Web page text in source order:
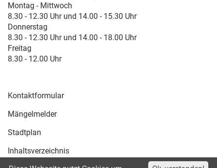
Montag - Mittwoch
8.30 - 12.30 Uhr und 14.00 - 15.30 Uhr
Donnerstag
8.30 - 12.30 Uhr und 14.00 - 18.00 Uhr
Freitag
8.30 - 12.00 Uhr
Kontaktformular
Mängelmelder
Stadtplan
Inhaltsverzeichnis